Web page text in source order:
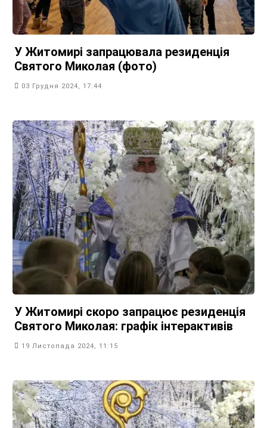
У Житомирі запрацювала резиденція
Святого Миколая (фото)
03 Грудня 2024, 17:44
У Житомирі скоро запрацює резиденція
Святого Миколая: графік інтерактивів
19 Листопада 2024, 11:15